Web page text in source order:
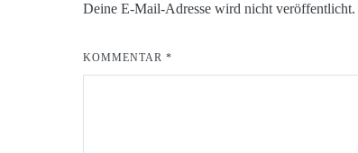
Deine E-Mail-Adresse wird nicht veröffentlicht.
KOMMENTAR *